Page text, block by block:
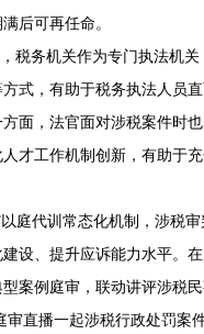
后可再任命。
务机关作为专门执法机关
式，有助于税务执法人员
面，法官面对涉税案件时
才工作机制创新，有助于
代训常态化机制，涉税审
设、提升应诉能力水平。
案例庭审，联动讲评涉税
直播一起涉税行政处罚案